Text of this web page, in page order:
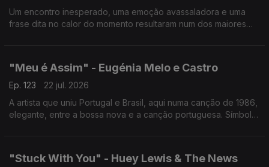
Um encontro inesperado, uma emoção avassaladora e uma
frase dita no calor do momento resultaram num dos maiores
"Meu é Assim" - Eugénia Melo e Castro
Ep. 123
22 jul. 2026
A artista que uniu Portugal e Brasil, aqui numa canção de 1986,
elegante, entre a bossa nova e a canção portuguesa. Símbolo
"Stuck With You" - Huey Lewis & The News